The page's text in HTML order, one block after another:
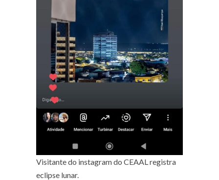
Visitante do instagram do CEAAL registra
eclipse lunar.